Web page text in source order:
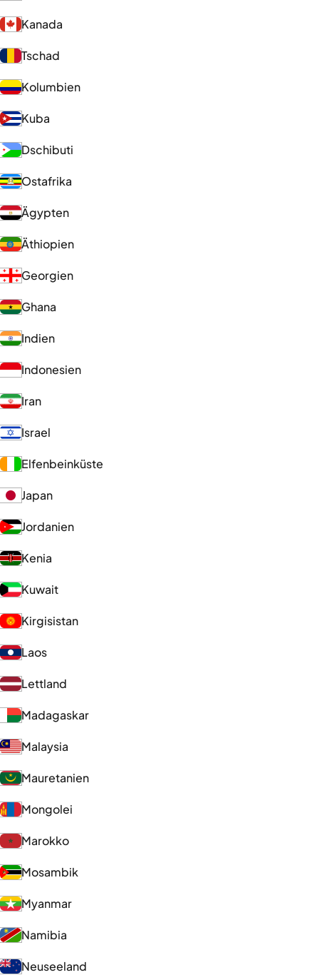
Kanada
Tschad
Kolumbien
Kuba
Dschibuti
Ostafrika
Ägypten
Äthiopien
Georgien
Ghana
Indien
Indonesien
Iran
Israel
Elfenbeinküste
Japan
Jordanien
Kenia
Kuwait
Kirgisistan
Laos
Lettland
Madagaskar
Malaysia
Mauretanien
Mongolei
Marokko
Mosambik
Myanmar
Namibia
Neuseeland